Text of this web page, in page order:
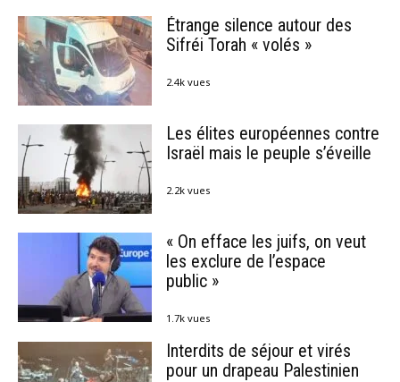
Étrange silence autour des
Sifréi Torah « volés »
2.4k vues
Les élites européennes contre
Israël mais le peuple s’éveille
2.2k vues
« On efface les juifs, on veut
les exclure de l’espace
public »
1.7k vues
Interdits de séjour et virés
pour un drapeau Palestinien